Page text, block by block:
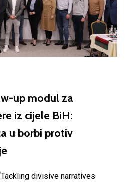
up modul za
iz cijele BiH:
u borbi protiv
divisive narratives